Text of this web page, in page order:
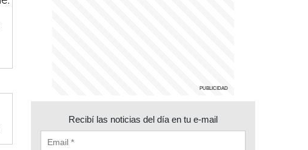
Recibí las noticias del día en tu e-mail